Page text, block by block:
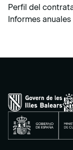
Perfil del
Informes anuales